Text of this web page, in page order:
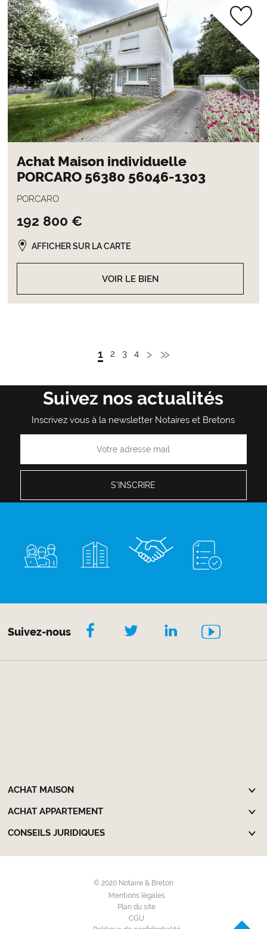
Achat Maison individuelle
PORCARO 56380 56046-1303
PORCARO
192 800 €
VOIR LE BIEN
AFFICHER SUR LA CARTE
Page
1
Page
2
Page
3
Page
4
Page
› Dernière
»
Suivez nos actualités
Inscrivez vous à la newsletter Notaires et Bretons
Suivez-nous
ACHAT MAISON
ACHAT APPARTEMENT
CONSEILS JURIDIQUES
© 2020 Notaire & Breton
Mentions légales
Plan du site
CGU